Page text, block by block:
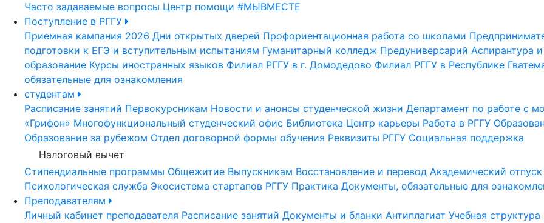
Часто задаваемые вопросы Центр помощи #МЫВМЕСТЕ
Поступление в РГГУ
Приемная кампания 2026 Дни открытых дверей Профориентационная работа со школами
подготовки к ЕГЭ и вступительным испытаниям Гуманитарный колледж Предуниверсарий Аспирантура
образование Курсы иностранных языков Филиал РГГУ в г. Домодедово Филиал РГГУ в Республике
обязательные для ознакомления
студентам
Расписание занятий Первокурсникам Новости и анонсы студенческой жизни Департамент по работе с
«Грифон» Многофункциональный студенческий офис Библиотека Центр карьеры Работа в РГГУ
Образование за рубежом Отдел договорной формы обучения Реквизиты РГГУ Социальная поддержка
Налоговый вычет
Стипендиальные программы Общежитие Выпускникам Восстановление и перевод Академический отпуск
Психологическая служба Экосистема стартапов РГГУ Практика Документы, обязательные для
Преподавателям
Личный кабинет преподавателя Расписание занятий Документы и бланки Антиплагиат Учебная структура